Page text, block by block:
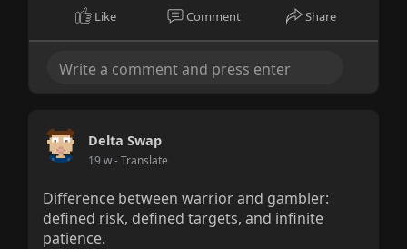
Like Comment Share
Delta Swap
19 w- Translate
Difference between warrior and gambler:
defined risk, defined targets, and infinite
patience.